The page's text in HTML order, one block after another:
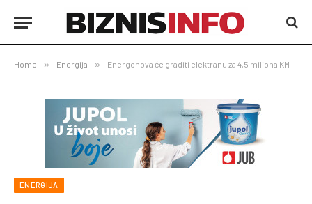
Home » Energija » Energonova će graditi elektranu za 4,5 miliona KM
ENERGIJA